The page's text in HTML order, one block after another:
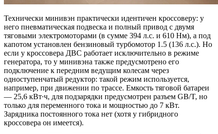
Технически минивэн практически идентичен кроссоверу: у
него пневматическая подвеска и полный привод с двумя
тяговыми электромоторами (в сумме 394 л.с. и 610 Нм), а под
капотом установлен бензиновый турбомотор 1.5 (136 л.с.). Но
если у кроссовера ДВС работает исключительно в режиме
генератора, то у минивэна также предусмотрено его
подключение к передним ведущим колесам через
одноступенчатый редуктор: такой режим используется,
например, при движении по трассе. Емкость тяговой батареи
— 25,6 кВт∙ч, для подзарядки предусмотрен разъем GB/T, но
только для переменного тока и мощностью до 7 кВт.
Зарядника постоянного тока нет (хотя у гибридного
кроссовера он имеется).